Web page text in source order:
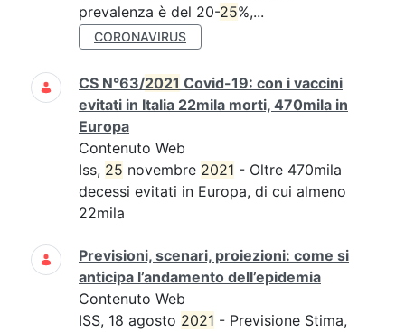
prevalenza è del 20-25%,...
CORONAVIRUS
CS N°63/2021 Covid-19: con i vaccini
evitati in Italia 22mila morti, 470mila in
Europa
Contenuto Web
Iss, 25 novembre 2021 - Oltre 470mila
decessi evitati in Europa, di cui almeno
22mila
Previsioni, scenari, proiezioni: come si
anticipa l’andamento dell’epidemia
Contenuto Web
ISS, 18 agosto 2021 - Previsione Stima,